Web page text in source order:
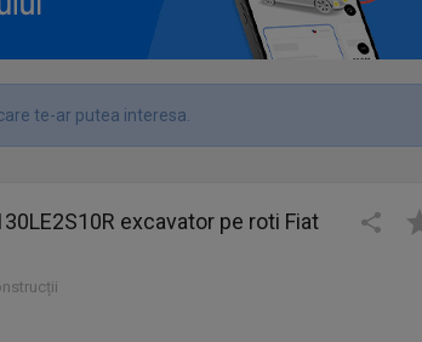
te-ar putea interesa.
excavator pe roti Fiat